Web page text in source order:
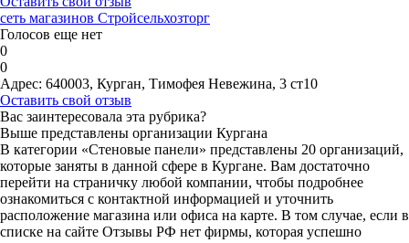
сеть магазинов Стройсельхозторг
Голосов еще нет
0
0
Адрес: 640003, Курган, Тимофея Невежина, 3 ст10
Оставить свой отзыв
Вас заинтересовала эта рубрика?
Выше представлены организации Кургана
В категории «Стеновые панели» представлены 20 организаций,
которые заняты в данной сфере в Кургане. Вам достаточно
перейти на страничку любой компании, чтобы подробнее
ознакомиться с контактной информацией и уточнить
расположение магазина или офиса на карте. В том случае, если в
списке на сайте Отзывы РФ нет фирмы, которая успешно